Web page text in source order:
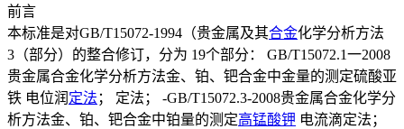
前言
本标准是对GB/T15072-1994（贵金属及其合金化学分析方法
3（部分）的整合修订，分为 19个部分： GB/T15072.1一2008
贵金属合金化学分析方法金、铂、钯合金中金量的测定硫酸亚
铁 电位润 定法 ； 定法； -GB/T15072.3-2008贵金属合金化学分
析方法金、铂、钯合金中铂量的测定高锰酸钾 电流滴定法；